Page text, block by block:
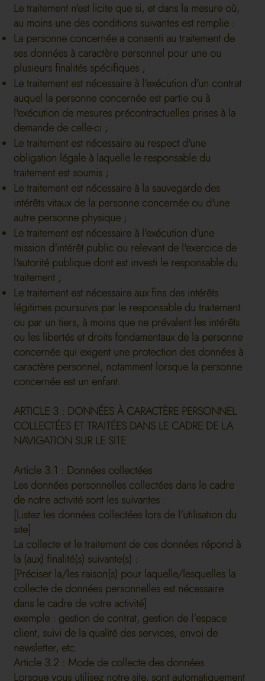
Le traitement n'est licite que si, et dans la mesure où,
au moins une des conditions suivantes est remplie :
La personne concernée a consenti au traitement de
ses données à caractère personnel pour une ou
plusieurs finalités spécifiques ;
Le traitement est nécessaire à l'exécution d'un contrat
auquel la personne concernée est partie ou à
l'exécution de mesures précontractuelles prises à la
demande de celle-ci ;
Le traitement est nécessaire au respect d'une
obligation légale à laquelle le responsable du
traitement est soumis ;
Le traitement est nécessaire à la sauvegarde des
intérêts vitaux de la personne concernée ou d'une
autre personne physique ;
Le traitement est nécessaire à l'exécution d'une
mission d'intérêt public ou relevant de l'exercice de
l'autorité publique dont est investi le responsable du
traitement ;
Le traitement est nécessaire aux fins des intérêts
légitimes poursuivis par le responsable du traitement
ou par un tiers, à moins que ne prévalent les intérêts
ou les libertés et droits fondamentaux de la personne
concernée qui exigent une protection des données à
caractère personnel, notamment lorsque la personne
concernée est un enfant.
ARTICLE 3 : DONNÉES À CARACTÈRE PERSONNEL
COLLECTÉES ET TRAITÉES DANS LE CADRE DE LA
NAVIGATION SUR LE SITE
Article 3.1 : Données collectées
Les données personnelles collectées dans le cadre
de notre activité sont les suivantes :
[Listez les données collectées lors de l’utilisation du
site]
La collecte et le traitement de ces données répond à
la (aux) finalité(s) suivante(s) :
[Préciser la/les raison(s) pour laquelle/lesquelles la
collecte de données personnelles est nécessaire
dans le cadre de votre activité]
exemple : gestion de contrat, gestion de l’espace
client, suivi de la qualité des services, envoi de
newsletter, etc.
Article 3.2 : Mode de collecte des données
Lorsque vous utilisez notre site, sont automatiquement